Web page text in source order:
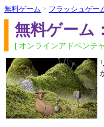
無料ゲーム > フラッシュゲー
無料ゲーム
[ オンラインアドベンチ